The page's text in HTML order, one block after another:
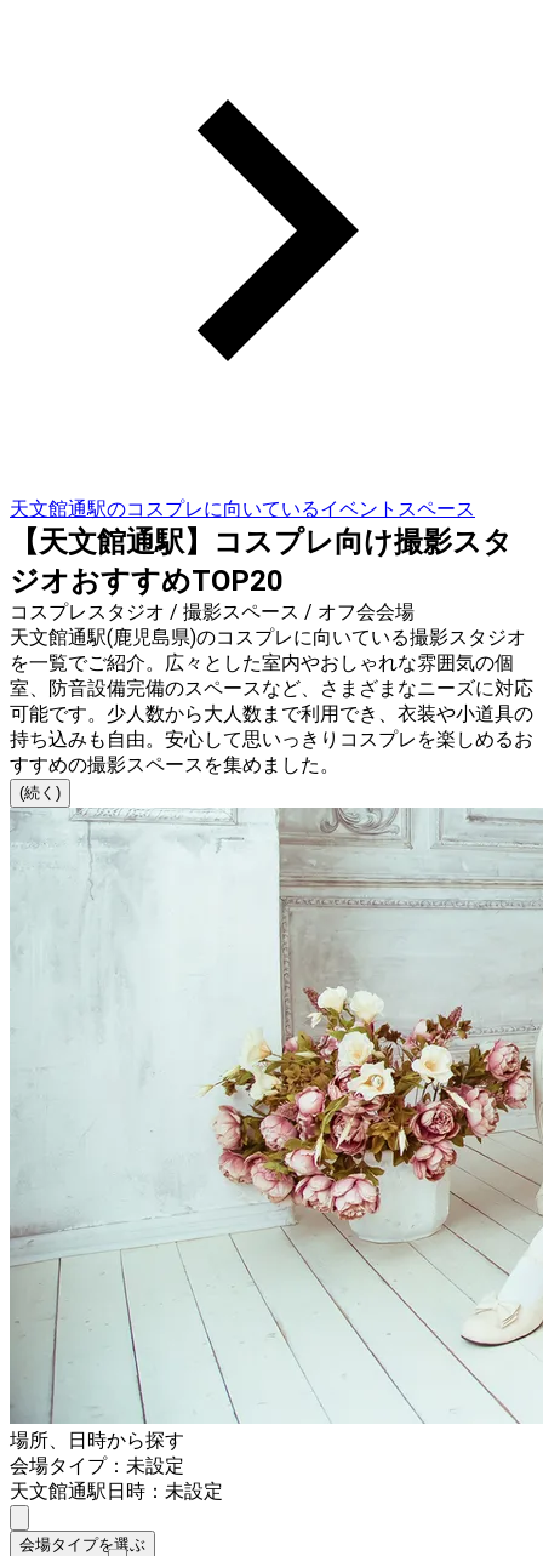
天文館通駅のコスプレに向いているイベントスペース
【天文館通駅】コスプレ向け撮影スタ
ジオおすすめTOP20
コスプレスタジオ / 撮影スペース / オフ会会場
天文館通駅(鹿児島県)のコスプレに向いている撮影スタジオ
を一覧でご紹介。広々とした室内やおしゃれな雰囲気の個
室、防音設備完備のスペースなど、さまざまなニーズに対応
可能です。少人数から大人数まで利用でき、衣装や小道具の
持ち込みも自由。安心して思いっきりコスプレを楽しめるお
すすめの撮影スペースを集めました。
(続く)
場所、日時から探す
会場タイプ：未設定
天文館通駅日時：未設定
会場タイプを選ぶ